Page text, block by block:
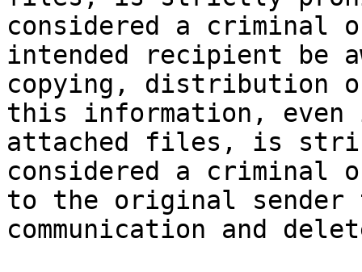
considered a criminal
intended recipient be
copying, distribution
this information,
attached files, is
considered a criminal
to the original sender
communication and